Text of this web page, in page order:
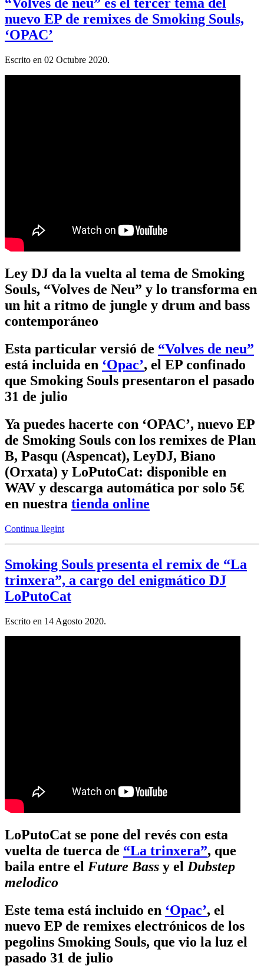
“Volves de neu” es el tercer tema del
nuevo EP de remixes de Smoking Souls,
‘OPAC’
Escrito en 02 Octubre 2020.
Ley DJ da la vuelta al tema de Smoking
Souls, “Volves de Neu” y lo transforma en
un hit a ritmo de jungle y drum and bass
contemporáneo
Esta particular versió de “Volves de neu”
está incluida en ‘Opac’, el EP confinado
que Smoking Souls presentaron el pasado
31 de julio
Ya puedes hacerte con ‘OPAC’, nuevo EP
de Smoking Souls con los remixes de Plan
B, Pasqu (Aspencat), LeyDJ, Biano
(Orxata) y LoPutoCat: disponible en
WAV y descarga automática por solo 5€
en nuestra tienda online
Continua llegint
Smoking Souls presenta el remix de “La
trinxera”, a cargo del enigmático DJ
LoPutoCat
Escrito en 14 Agosto 2020.
LoPutoCat se pone del revés con esta
vuelta de tuerca de “La trinxera”, que
baila entre el Future Bass y el Dubstep
melodico
Este tema está incluido en ‘Opac’, el
nuevo EP de remixes electrónicos de los
pegolins Smoking Souls, que vio la luz el
pasado 31 de julio